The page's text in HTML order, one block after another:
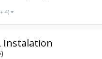
4)
Instalation